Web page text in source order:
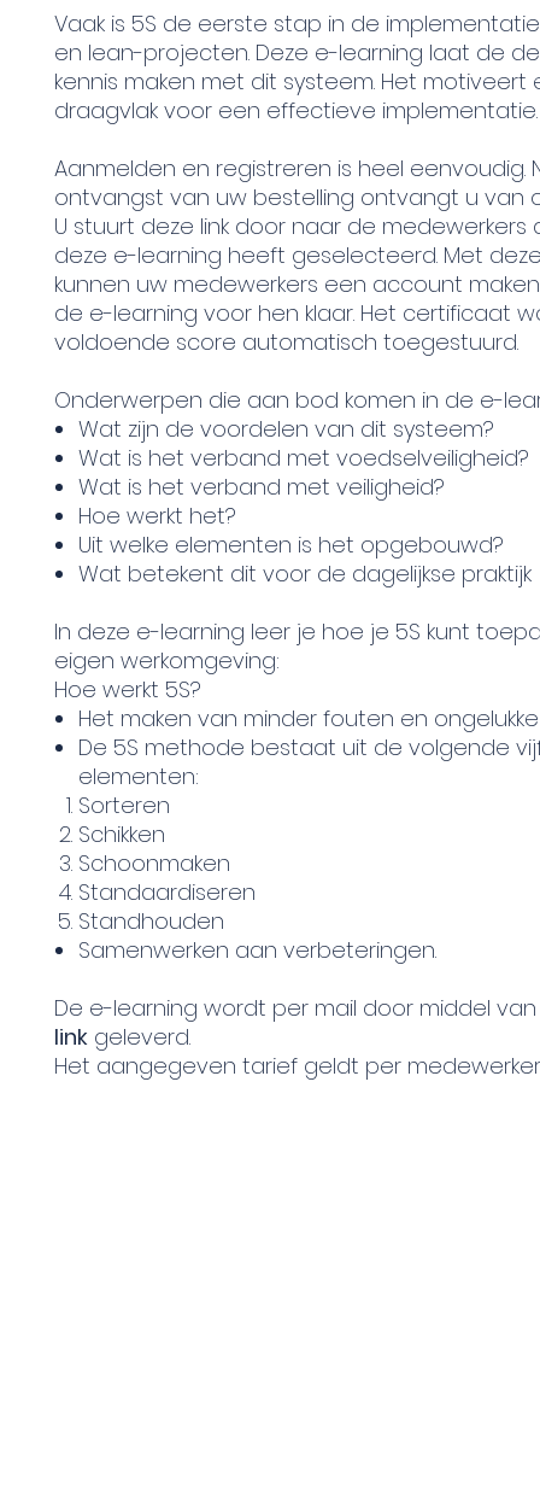
Vaak is 5S de eerste stap in de implementatie
en lean-projecten. Deze e-learning laat de
kennis maken met dit systeem. Het motiveert
draagvlak voor een effectieve implementatie.
Aanmelden en registreren is heel eenvoudig.
ontvangst van uw bestelling ontvangt u van
U stuurt deze link door naar de medewerkers
deze e-learning heeft geselecteerd. Met
kunnen uw medewerkers een account
de e-learning voor hen klaar. Het certificaat
voldoende score automatisch toegestuurd.
Onderwerpen die aan bod komen in de e-
Wat zijn de voordelen van dit systeem?
Wat is het verband met voedselveiligheid?
Wat is het verband met veiligheid?
Hoe werkt het?
Uit welke elementen is het opgebouwd?
Wat betekent dit voor de dagelijkse praktijk
In deze e-learning leer je hoe je 5S kunt
eigen werkomgeving:
Hoe werkt 5S?
Het maken van minder fouten en
De 5S methode bestaat uit de volgende
elementen:
Sorteren
Schikken
Schoonmaken
Standaardiseren
Standhouden
Samenwerken aan verbeteringen.
De e-learning wordt per mail door middel
link geleverd.
Het aangegeven tarief geldt per